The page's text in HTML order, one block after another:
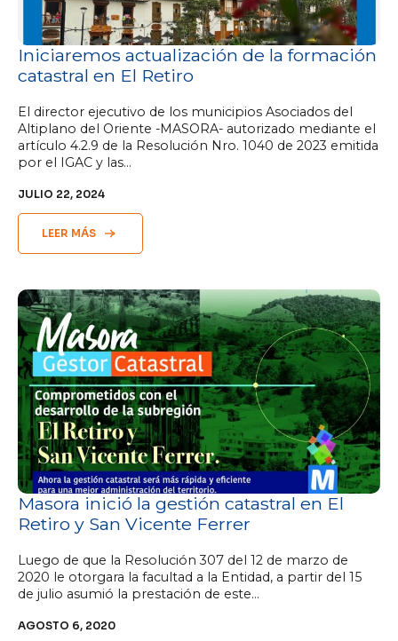
Iniciaremos actualización de la formación
catastral en El Retiro
JULIO 22, 2024
El director ejecutivo de los municipios Asociados del
Altiplano del Oriente -MASORA- autorizado mediante el
artículo 4.2.9 de la Resolución Nro. 1040 de 2023 emitida
por el IGAC y las…
LEER MÁS
Masora inició la gestión catastral en El
Retiro y San Vicente Ferrer
AGOSTO 6, 2020
Luego de que la Resolución 307 del 12 de marzo de
2020 le otorgara la facultad a la Entidad, a partir del 15
de julio asumió la prestación de este…